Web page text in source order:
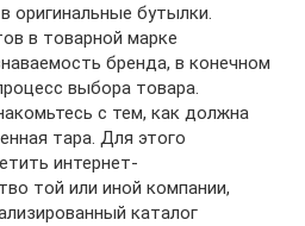
оригинальные бутылки.
в товарной марке
бренда, в конечном
выбора товара.
с тем, как должна
тара. Для этого
интернет-
той или иной компании,
каталог